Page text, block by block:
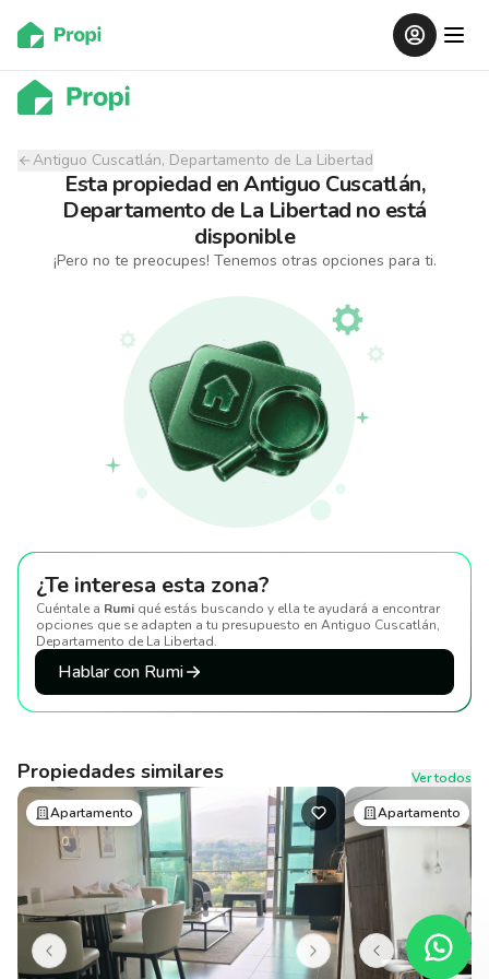
Antiguo Cuscatlán, Departamento de La Libertad
Esta propiedad enAntiguo Cuscatlán,
Departamento de La Libertad no está
disponible
¡Pero no te preocupes! Tenemos otras opciones para ti.
¿Te interesa esta zona?
Cuéntale a Rumi qué estás buscando y ella te ayudará a encontrar
opciones que se adapten a tu presupuesto en Antiguo Cuscatlán,
Departamento de La Libertad.
Hablar con Rumi
Propiedades similares
Ver todos
Apartamento
Apartamento